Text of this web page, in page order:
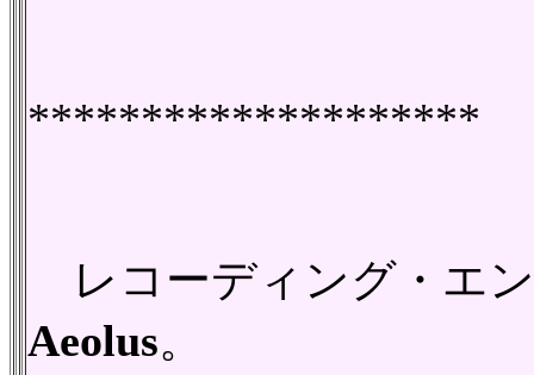
********************
レコーディング・エン
Aeolus。